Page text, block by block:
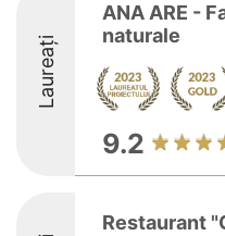
Laureați
ANA ARE -
naturale
9.2
Restaurant